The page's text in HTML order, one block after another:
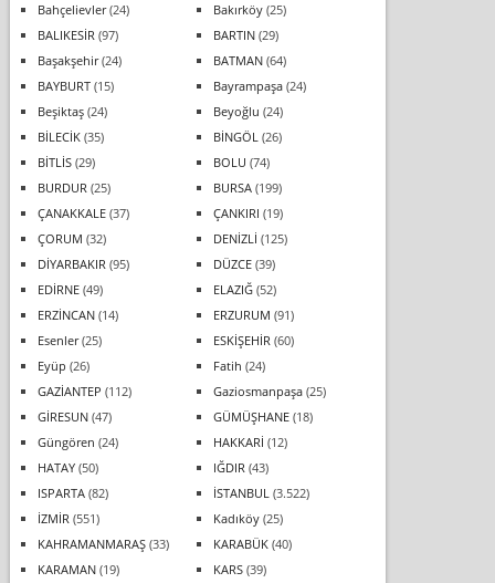
Bahçelievler(24) Bakırköy(25)
BALIKESİR (97) BARTIN(29)
Başakşehir(24) BATMAN(64)
BAYBURT(15) Bayrampaşa(24)
Beşiktaş(24) Beyoğlu (24)
BİLECİK(35) BİNGÖL (26)
BİTLİS(29) BOLU (74)
BURDUR (25) BURSA(199)
ÇANAKKALE(37) ÇANKIRI (19)
ÇORUM (32) DENİZLİ (125)
DİYARBAKIR (95) DÜZCE(39)
EDİRNE(49) ELAZIĞ(52)
ERZİNCAN(14) ERZURUM (91)
Esenler(25) ESKİŞEHİR (60)
Eyüp (26) Fatih (24)
GAZİANTEP (112) Gaziosmanpaşa(25)
GİRESUN(47) GÜMÜŞHANE(18)
Güngören (24) HAKKARİ (12)
HATAY(50) IĞDIR (43)
ISPARTA(82) İSTANBUL (3.522)
İZMİR (551) Kadıköy(25)
KAHRAMANMARAŞ(33) KARABÜK(40)
KARAMAN(19) KARS(39)